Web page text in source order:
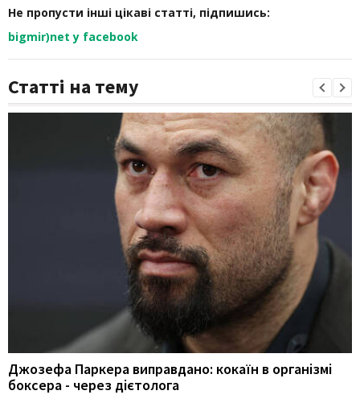
Не пропусти інші цікаві статті, підпишись:
bigmir)net у facebook
Статті на тему
Джозефа Паркера виправдано: кокаїн в організмі
боксера - через дієтолога